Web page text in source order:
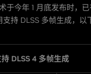
于今年 1 月底发布时，
持 DLSS 多帧生成，以
DLSS 4 多帧生成